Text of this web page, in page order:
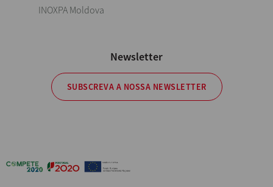
INOXPA Moldova
Newsletter
SUBSCREVA A NOSSA NEWSLETTER